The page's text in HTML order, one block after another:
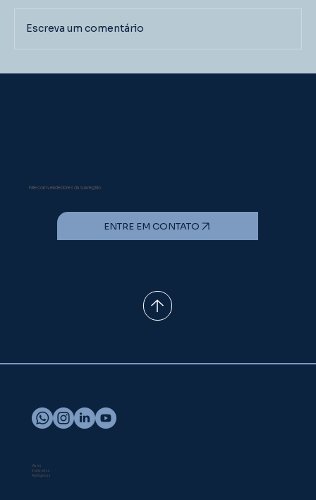
Escreva um comentário
Fale com vendedores da sua região.
ENTRE EM CONTATO
Vivas
Inativadas
Autógenas